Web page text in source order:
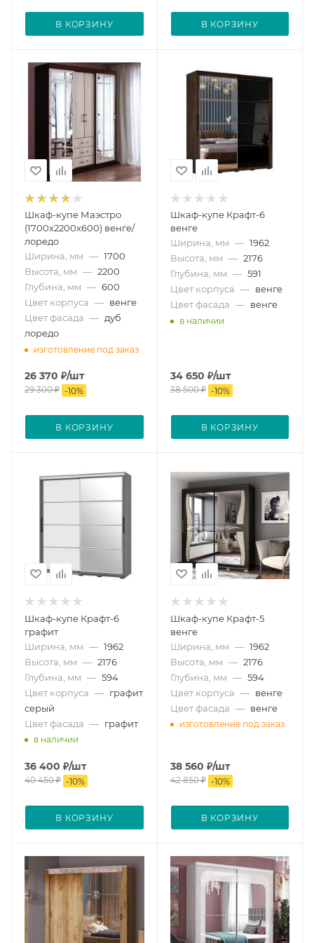
В КОРЗИНУ В КОРЗИНУ
Шкаф-купе Маэстро
(1700х2200х600) венге/
лоредо
Ширина, мм — 1700
Высота, мм — 2200
Глубина, мм — 600
Цвет корпуса — венге
Цвет фасада — дуб
лоредо
изготовление под заказ
26 370 ₽/шт
29 300₽ -10%
В КОРЗИНУ
Шкаф-купе Крафт-6
венге
Ширина, мм — 1962
Высота, мм — 2176
Глубина, мм — 591
Цвет корпуса — венге
Цвет фасада — венге
в наличии
34 650 ₽/шт
38 500₽ -10%
В КОРЗИНУ
Шкаф-купе Крафт-6
графит
Ширина, мм — 1962
Высота, мм — 2176
Глубина, мм — 594
Цвет корпуса — графит
серый
Цвет фасада — графит
в наличии
36 400 ₽/шт
40 450₽ -10%
В КОРЗИНУ
Шкаф-купе Крафт-5
венге
Ширина, мм — 1962
Высота, мм — 2176
Глубина, мм — 594
Цвет корпуса — венге
Цвет фасада — венге
изготовление под заказ
38 560 ₽/шт
42 850₽ -10%
В КОРЗИНУ